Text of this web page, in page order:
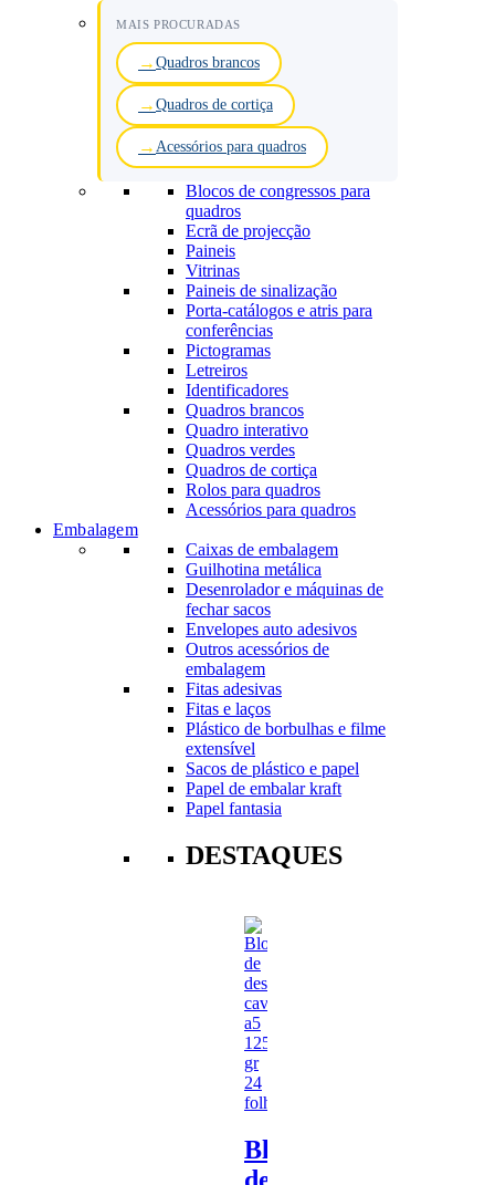
MAIS PROCURADAS
Quadros brancos
Quadros de cortiça
Acessórios para quadros
Blocos de congressos para
quadros
Ecrã de projecção
Paineis
Vitrinas
Paineis de sinalização
Porta-catálogos e atris para
conferências
Pictogramas
Letreiros
Identificadores
Quadros brancos
Quadro interativo
Quadros verdes
Quadros de cortiça
Rolos para quadros
Acessórios para quadros
Embalagem
Caixas de embalagem
Guilhotina metálica
Desenrolador e máquinas de
fechar sacos
Envelopes auto adesivos
Outros acessórios de
embalagem
Fitas adesivas
Fitas e laços
Plástico de borbulhas e filme
extensível
Sacos de plástico e papel
Papel de embalar kraft
Papel fantasia
DESTAQUES
Bloco
de